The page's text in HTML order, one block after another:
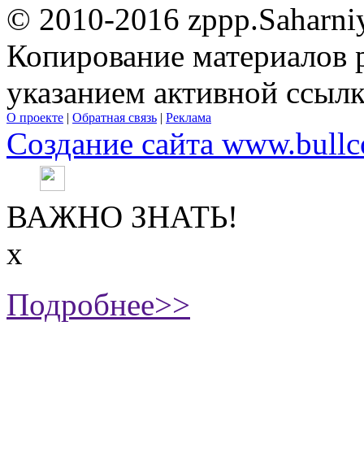
© 2010-2016
Копирование материалов
указанием активной
О проекте | Обратная связь | Реклама
Создание сайта
ВАЖНО ЗНАТЬ!
х
Подробнее>>